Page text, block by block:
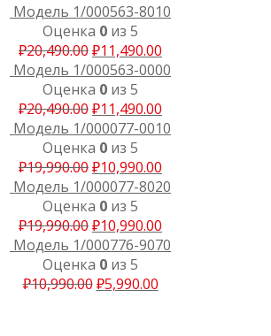
Модель 1/000563-8010
Оценка 0 из 5
₽20,490.00₽11,490.00
Модель 1/000563-0000
Оценка 0 из 5
₽20,490.00₽11,490.00
Модель 1/000077-0010
Оценка 0 из 5
₽19,990.00₽10,990.00
Модель 1/000077-8020
Оценка 0 из 5
₽19,990.00₽10,990.00
Модель 1/000776-9070
Оценка 0 из 5
₽10,990.00 ₽5,990.00